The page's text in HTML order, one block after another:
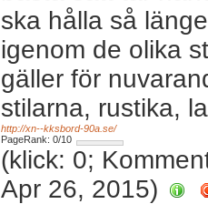
ska hålla så
igenom de olika
gäller för
stilarna, rustika,
http://xn--kksbord-90a.se/
PageRank: 0/10
(klick: 0;
Apr 26, 2015)